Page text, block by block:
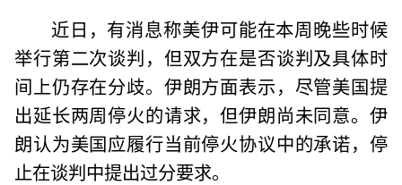
近日，有消息称美伊可能在本周晚些时候
举行第二次谈判，但双方在是否谈判及具体时
间上仍存在分歧。伊朗方面表示，尽管美国提
出延长两周停火的请求，但伊朗尚未同意。伊
朗认为美国应履行当前停火协议中的承诺，停
止在谈判中提出过分要求。